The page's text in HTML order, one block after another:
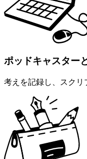
ポッドキャスター
考えを記録し、スクリ